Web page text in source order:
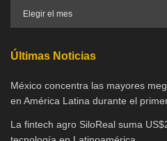
Últimas Noticias
México concentra las mayores
en América Latina durante el
La fintech agro SiloReal suma